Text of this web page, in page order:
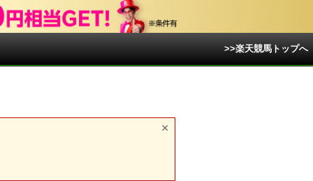
>>楽天競馬トップへ